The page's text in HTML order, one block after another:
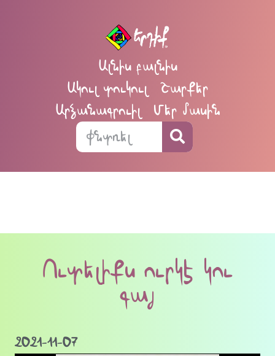
Ալնիս բալնիս
Ակուլ տուկուլ
Շարքեր
Արձանագրուիլ
Մեր մասին
Ուտելիքս ուրկէ կու
գայ
2021-11-07